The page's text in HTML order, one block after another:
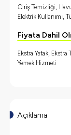
Giriş Temizliği,
Elektrik Kullanımı,
Fiyata Dahil
Ekstra Yatak,
Yemek Hizmeti
Açıklama